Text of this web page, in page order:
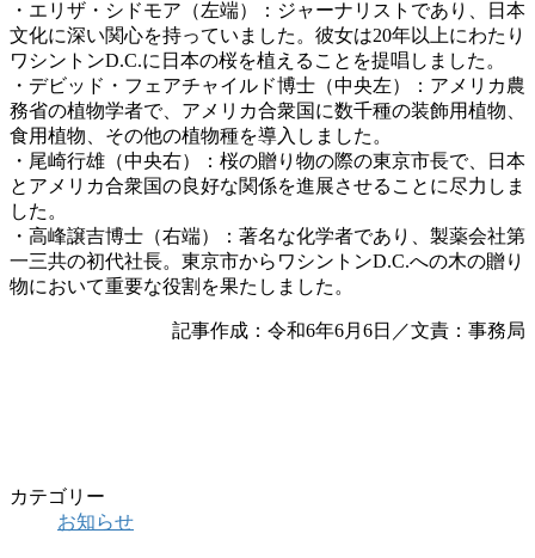
・エリザ・シドモア（左端）：ジャーナリストであり、日本
文化に深い関心を持っていました。彼女は20年以上にわたり
ワシントンD.C.に日本の桜を植えることを提唱しました。
・デビッド・フェアチャイルド博士（中央左）：アメリカ農
務省の植物学者で、アメリカ合衆国に数千種の装飾用植物、
食用植物、その他の植物種を導入しました。
・尾崎行雄（中央右）：桜の贈り物の際の東京市長で、日本
とアメリカ合衆国の良好な関係を進展させることに尽力しま
した。
・高峰譲吉博士（右端）：著名な化学者であり、製薬会社第
一三共の初代社長。東京市からワシントンD.C.への木の贈り
物において重要な役割を果たしました。
記事作成：令和6年6月6日／文責：事務局
カテゴリー
お知らせ